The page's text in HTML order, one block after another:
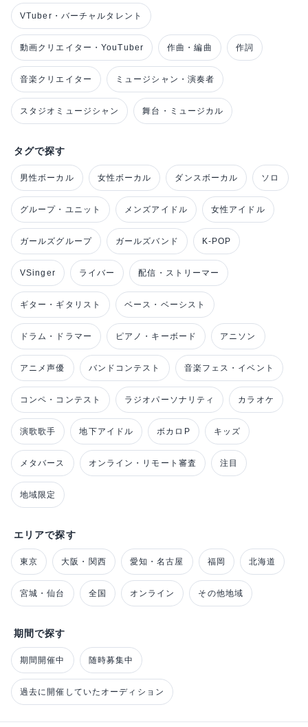
VTuber・バーチャルタレント
動画クリエイター・YouTuber 作曲・編曲 作詞
音楽クリエイター ミュージシャン・演奏者
スタジオミュージシャン 舞台・ミュージカル
タグで探す
男性ボーカル 女性ボーカル ダンスボーカル ソロ
グループ・ユニット メンズアイドル 女性アイドル
ガールズグループ ガールズバンド K-POP
VSinger ライバー 配信・ストリーマー
ギター・ギタリスト ベース・ベーシスト
ドラム・ドラマー ピアノ・キーボード アニソン
アニメ声優 バンドコンテスト 音楽フェス・イベント
コンペ・コンテスト ラジオパーソナリティ カラオケ
演歌歌手 地下アイドル ボカロP キッズ
メタバース オンライン・リモート審査 注目
地域限定
エリアで探す
東京 大阪・関西 愛知・名古屋 福岡 北海道
宮城・仙台 全国 オンライン その他地域
期間で探す
期間開催中 随時募集中
過去に開催していたオーディション